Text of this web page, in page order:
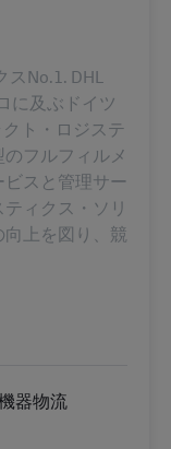
スNo.1. DHL
に及ぶドイツ
ト・ロジステ
フルフィルメ
スと管理サー
ィクス・ソリ
上を図り、競
器物流